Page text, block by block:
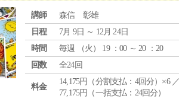
講師
森信 彰雄
日程
7月 9日 ～ 12月 24日
時間
毎週 （火 ） 19 ：00 ～ 20 ：20
回数
全24回
料金
14,175円（分割支払：4回分）×6
77,175円（一括支払：24回分）